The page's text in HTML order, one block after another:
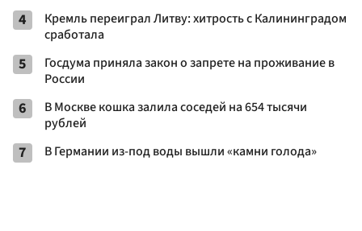
4
Кремль переиграл Литву: хитрость с Калининградом
сработала
5
Госдума приняла закон о запрете на проживание в
России
6
В Москве кошка залила соседей на 654 тысячи
рублей
7 В Германии из-под воды вышли «камни голода»